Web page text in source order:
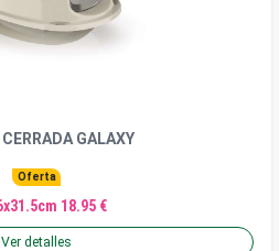
GALAXY
Oferta
18.95 €
Ver detalles